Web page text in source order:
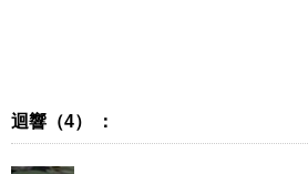
迴響（4） ：